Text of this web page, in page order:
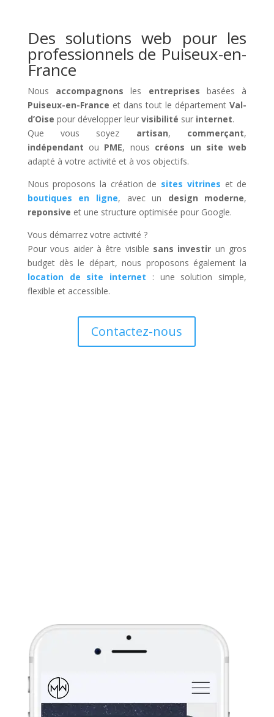
Des solutions web pour les
professionnels de Puiseux-en-
France
Nous accompagnons les entreprises basées à
Puiseux-en-France et dans tout le département Val-
d’Oise pour développer leur visibilité sur internet.
Que vous soyez artisan, commerçant,
indépendant ou PME, nous créons un site web
adapté à votre activité et à vos objectifs.
Nous proposons la création de sites vitrines et de
boutiques en ligne, avec un design moderne,
reponsive et une structure optimisée pour Google.
Vous démarrez votre activité ?
Pour vous aider à être visible sans investir un gros
budget dès le départ, nous proposons également la
location de site internet : une solution simple,
flexible et accessible.
Contactez-nous